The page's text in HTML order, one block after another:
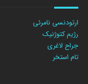
ارتودنسی نامرئی
رژیم کتوژنیک
جراح لاغری
تام استخر